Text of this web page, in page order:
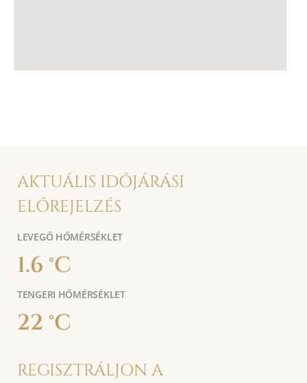
AKTUÁLIS IDŐJÁRÁSI
ELŐREJELZÉS
LEVEGŐ HŐMÉRSÉKLET
1.6 °C
TENGERI HŐMÉRSÉKLET
22 °C
REGISZTRÁLJON A